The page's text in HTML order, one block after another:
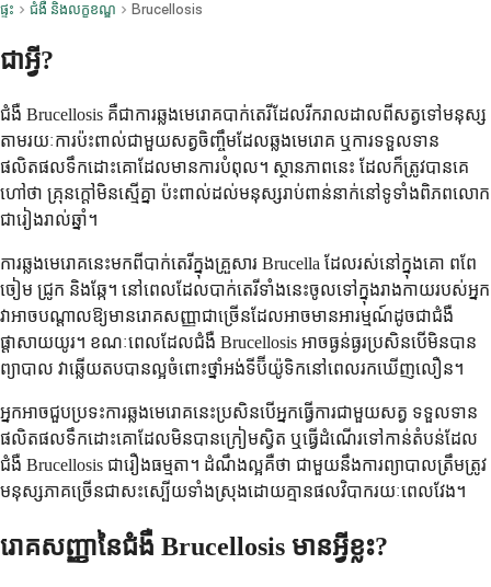
ផ្ទះ ជំងឺ និងលក្ខខណ្ឌ Brucellosis
ជាអ្វី?
ជំងឺ Brucellosis គឺជាការឆ្លងមេរោគបាក់តេរីដែលរីករាលដាលពីសត្វទៅមនុស្ស
តាមរយៈការប៉ះពាល់ជាមួយសត្វចិញ្ចឹមដែលឆ្លងមេរោគ ឬការទទួលទាន
ផលិតផលទឹកដោះគោដែលមានការបំពុល។ ស្ថានភាពនេះ ដែលក៏ត្រូវបានគេ
ហៅថា គ្រុនក្តៅមិនស្មើគ្នា ប៉ះពាល់ដល់មនុស្សរាប់ពាន់នាក់នៅទូទាំងពិភពលោក
ជារៀងរាល់ឆ្នាំ។
ការឆ្លងមេរោគនេះមកពីបាក់តេរីក្នុងគ្រួសារ Brucella ដែលរស់នៅក្នុងគោ ពពែ
ចៀម ជ្រូក និងឆ្កែ។ នៅពេលដែលបាក់តេរីទាំងនេះចូលទៅក្នុងរាងកាយរបស់អ្នក
វាអាចបណ្តាលឱ្យមានរោគសញ្ញាជាច្រើនដែលអាចមានអារម្មណ៍ដូចជាជំងឺ
ផ្តាសាយយូរ។ ខណៈពេលដែលជំងឺ Brucellosis អាចធ្ងន់ធ្ងរប្រសិនបើមិនបាន
ព្យាបាល វាឆ្លើយតបបានល្អចំពោះថ្នាំអង់ទីប៊ីយ៉ូទិកនៅពេលរកឃើញលឿន។
អ្នកអាចជួបប្រទះការឆ្លងមេរោគនេះប្រសិនបើអ្នកធ្វើការជាមួយសត្វ ទទួលទាន
ផលិតផលទឹកដោះគោដែលមិនបានក្រៀមស្វិត ឬធ្វើដំណើរទៅកាន់តំបន់ដែល
ជំងឺ Brucellosis ជារឿងធម្មតា។ ដំណឹងល្អគឺថា ជាមួយនឹងការព្យាបាលត្រឹមត្រូវ
មនុស្សភាគច្រើនជាសះស្បើយទាំងស្រុងដោយគ្មានផលវិបាករយៈពេលវែង។
រោគសញ្ញានៃជំងឺ Brucellosis មានអ្វីខ្លះ?